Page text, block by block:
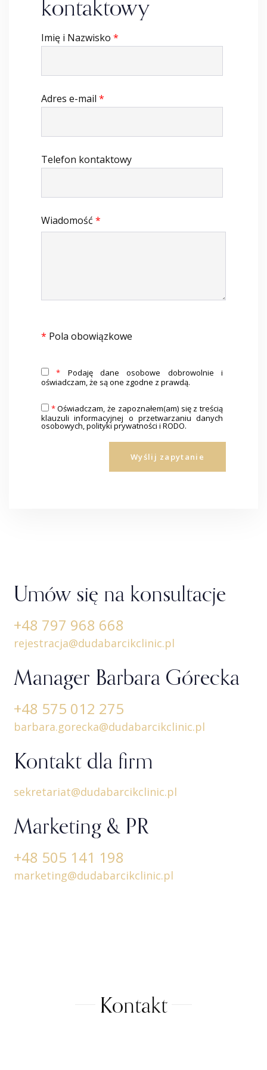
kontaktowy
Imię i Nazwisko *
Adres e-mail *
Telefon kontaktowy
Wiadomość *
* Pola obowiązkowe
* Podaję dane osobowe dobrowolnie i
oświadczam, że są one zgodne z prawdą.
*Oświadczam, że zapoznałem(am) się z treścią
klauzuli informacyjnej o przetwarzaniu danych
osobowych, polityki prywatności i RODO.
Umów się na konsultacje
+48 797 968 668
rejestracja@dudabarcikclinic.pl
Manager Barbara Górecka
+48 575 012 275
barbara.gorecka@dudabarcikclinic.pl
Kontakt dla firm
sekretariat@dudabarcikclinic.pl
Marketing & PR
+48 505 141 198
marketing@dudabarcikclinic.pl
Kontakt